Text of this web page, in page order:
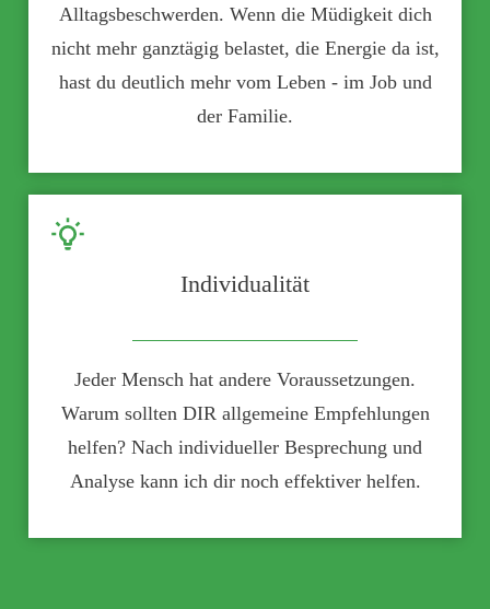
Alltagsbeschwerden. Wenn die Müdigkeit dich
nicht mehr ganztägig belastet, die Energie da ist,
hast du deutlich mehr vom Leben - im Job und
der Familie.
Individualität
Jeder Mensch hat andere Voraussetzungen.
Warum sollten DIR allgemeine Empfehlungen
helfen? Nach individueller Besprechung und
Analyse kann ich dir noch effektiver helfen.